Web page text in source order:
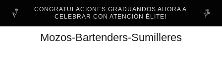
CONGRATULACIONES GRADUANDOS AHORA A
CELEBRAR CON ATENCIÓN ÉLITE!
Mozos-Bartenders-Sumilleres